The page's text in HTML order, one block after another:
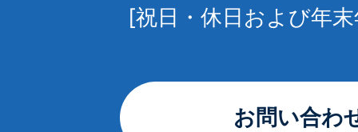
[祝日・休日および年
お問い合わ